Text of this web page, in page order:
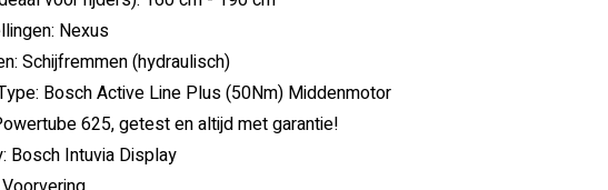
Nexus
Schijfremmen (hydraulisch)
Bosch Active Line Plus (50Nm) Middenmotor
625, getest en altijd met garantie!
Bosch Intuvia Display